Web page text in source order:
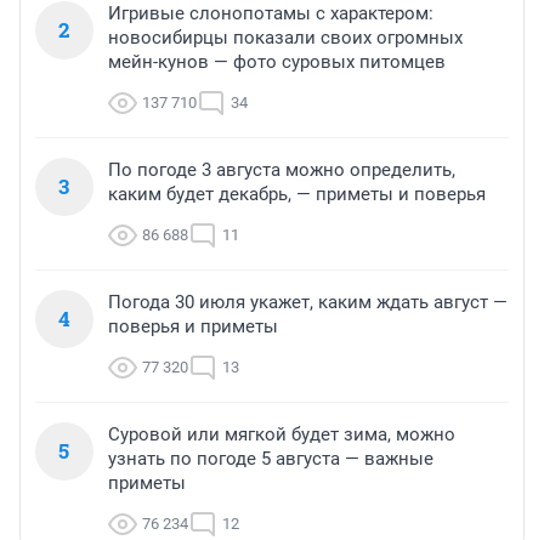
2
Игривые слонопотамы с характером:
новосибирцы показали своих огромных
мейн-кунов — фото суровых питомцев
137 710 34
3
По погоде 3 августа можно определить,
каким будет декабрь, — приметы и поверья
86 688 11
4
Погода 30 июля укажет, каким ждать август —
поверья и приметы
77 320 13
5
Суровой или мягкой будет зима, можно
узнать по погоде 5 августа — важные
приметы
76 234 12